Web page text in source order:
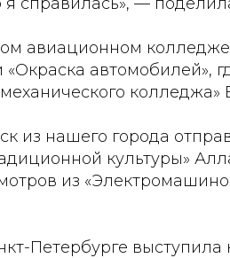
авиационном
автомобилей»,
колледжа»
из нашего города
культуры»
из
Петербурге